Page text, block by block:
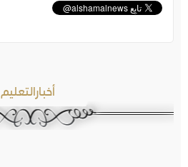
أخبارالتعليم